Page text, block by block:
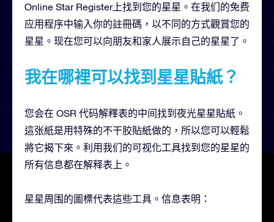
Online Star Register上找到您的星星。在我们的免费
应用程序中输入你的註冊碼，以不同的方式觀賞您的
星星。现在您可以向朋友和家人展示自己的星星了。
我在哪裡可以找到星星貼紙？
您会在 OSR 代码解釋表的中间找到夜光星星貼紙。
這张紙是用特殊的不干胶貼紙做的，所以您可以輕鬆
將它揭下來。利用我们的可视化工具找到您的星星的
所有信息都在解释表上。
星星周围的圖標代表這些工具。信息表明：